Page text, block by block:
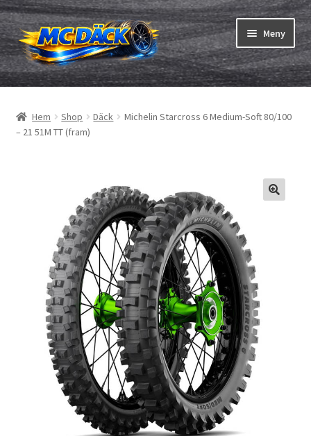
Hoppa
till
navigering
Hoppa
till
innehåll
Meny
Däck
Slangar & fälgband
Märken
Om oss
Hem Shop Däck
Michelin Starcross 6 Medium-Soft 80/100
– 21 51M TT (fram)